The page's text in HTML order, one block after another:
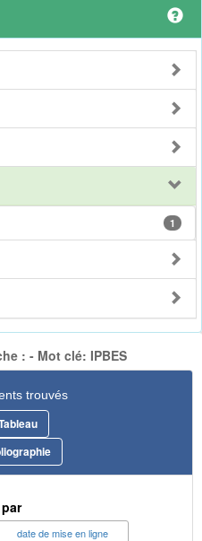
1
: - Mot clé: IPBES
trouvés
date de mise en ligne